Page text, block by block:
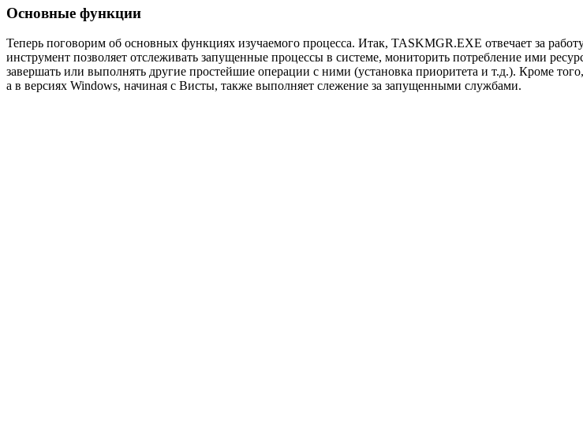
Основные функции
Теперь поговорим об основных функциях изучаемого процесса. Итак, TASKMGR.EXE отвечает за
инструмент позволяет отслеживать запущенные процессы в системе, мониторить потребление ими
завершать или выполнять другие простейшие операции с ними (установка приоритета и т.д.). Кроме
а в версиях Windows, начиная с Висты, также выполняет слежение за запущенными службами.